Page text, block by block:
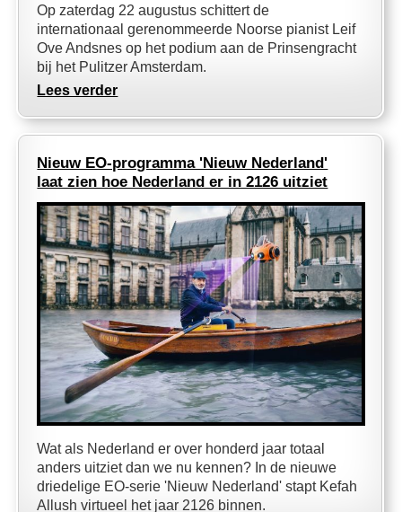
Op zaterdag 22 augustus schittert de
internationaal gerenommeerde Noorse pianist Leif
Ove Andsnes op het podium aan de Prinsengracht
bij het Pulitzer Amsterdam.
Lees verder
Nieuw EO-programma 'Nieuw Nederland'
laat zien hoe Nederland er in 2126 uitziet
Wat als Nederland er over honderd jaar totaal
anders uitziet dan we nu kennen? In de nieuwe
driedelige EO-serie 'Nieuw Nederland' stapt Kefah
Allush virtueel het jaar 2126 binnen.